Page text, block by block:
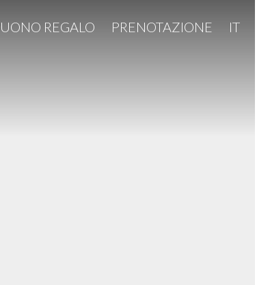
REGALO PRENOTAZIONE IT